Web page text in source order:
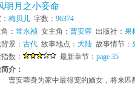
明月之小妾命
梅贝儿 字数： 96374
： 常永祯 女主角： 曹安蓉 出版社： 果
景： 古代 故事地点： 大陆 故事情节：
数：
最新章节： page 35
介：
蓉身为家中最得宠的嫡女，将来匹